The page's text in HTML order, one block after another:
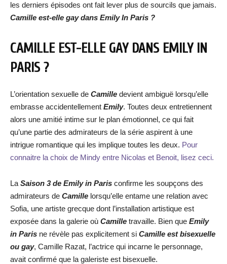
les derniers épisodes ont fait lever plus de sourcils que jamais.
Camille est-elle gay dans Emily In Paris ?
CAMILLE EST-ELLE GAY DANS EMILY IN
PARIS ?
L’orientation sexuelle de Camille devient ambiguë lorsqu’elle
embrasse accidentellement Emily. Toutes deux entretiennent
alors une amitié intime sur le plan émotionnel, ce qui fait
qu’une partie des admirateurs de la série aspirent à une
intrigue romantique qui les implique toutes les deux. Pour
connaitre la choix de Mindy entre Nicolas et Benoit, lisez ceci.
La Saison 3 de Emily in Paris confirme les soupçons des
admirateurs de Camille lorsqu’elle entame une relation avec
Sofia, une artiste grecque dont l’installation artistique est
exposée dans la galerie où Camille travaille. Bien que Emily
in Paris ne révèle pas explicitement si Camille est bisexuelle
ou gay, Camille Razat, l’actrice qui incarne le personnage,
avait confirmé que la galeriste est bisexuelle.